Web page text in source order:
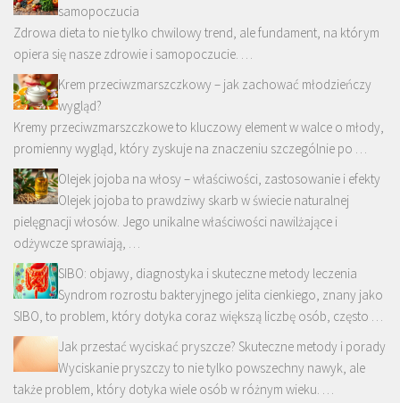
samopoczucia
Zdrowa dieta to nie tylko chwilowy trend, ale fundament, na którym
opiera się nasze zdrowie i samopoczucie. …
Krem przeciwzmarszczkowy – jak zachować młodzieńczy
wygląd?
Kremy przeciwzmarszczkowe to kluczowy element w walce o młody,
promienny wygląd, który zyskuje na znaczeniu szczególnie po …
Olejek jojoba na włosy – właściwości, zastosowanie i efekty
Olejek jojoba to prawdziwy skarb w świecie naturalnej
pielęgnacji włosów. Jego unikalne właściwości nawilżające i
odżywcze sprawiają, …
SIBO: objawy, diagnostyka i skuteczne metody leczenia
Syndrom rozrostu bakteryjnego jelita cienkiego, znany jako
SIBO, to problem, który dotyka coraz większą liczbę osób, często …
Jak przestać wyciskać pryszcze? Skuteczne metody i porady
Wyciskanie pryszczy to nie tylko powszechny nawyk, ale
także problem, który dotyka wiele osób w różnym wieku. …